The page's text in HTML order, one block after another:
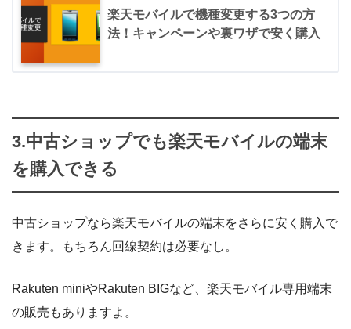
プラン内容を確認して「この内容で申し込む」をタップして
希望の電話番号を選択
STEP.3
「解約」か「MNP予約番号発行」を選択
STEP.2
メニューの「製品」をタップ
楽天モバイルで機種変更する3つの方
法！キャンペーンや裏ワザで安く購入
3.中古ショップでも楽天モバイルの端末
を購入できる
中古ショップなら楽天モバイルの端末をさらに安く購入で
きます。もちろん回線契約は必要なし。
Rakuten miniやRakuten BIGなど、楽天モバイル専用端末
の販売もありますよ。